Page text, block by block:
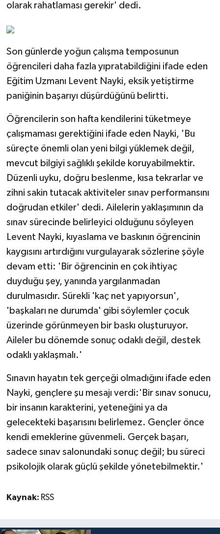
olarak rahatlaması gerekir' dedi.
Son günlerde yoğun çalışma temposunun
öğrencileri daha fazla yıpratabildiğini ifade eden
Eğitim Uzmanı Levent Nayki, eksik yetiştirme
paniğinin başarıyı düşürdüğünü belirtti.
Öğrencilerin son hafta kendilerini tüketmeye
çalışmaması gerektiğini ifade eden Nayki, 'Bu
süreçte önemli olan yeni bilgi yüklemek değil,
mevcut bilgiyi sağlıklı şekilde koruyabilmektir.
Düzenli uyku, doğru beslenme, kısa tekrarlar ve
zihni sakin tutacak aktiviteler sınav performansını
doğrudan etkiler' dedi. Ailelerin yaklaşımının da
sınav sürecinde belirleyici olduğunu söyleyen
Levent Nayki, kıyaslama ve baskının öğrencinin
kaygısını artırdığını vurgulayarak sözlerine şöyle
devam etti: 'Bir öğrencinin en çok ihtiyaç
duyduğu şey, yanında yargılanmadan
durulmasıdır. Sürekli 'kaç net yapıyorsun',
'başkaları ne durumda' gibi söylemler çocuk
üzerinde görünmeyen bir baskı oluşturuyor.
Aileler bu dönemde sonuç odaklı değil, destek
odaklı yaklaşmalı.'
Sınavın hayatın tek gerçeği olmadığını ifade eden
Nayki, gençlere şu mesajı verdi:'Bir sınav sonucu,
bir insanın karakterini, yeteneğini ya da
gelecekteki başarısını belirlemez. Gençler önce
kendi emeklerine güvenmeli. Gerçek başarı,
sadece sınav salonundaki sonuç değil; bu süreci
psikolojik olarak güçlü şekilde yönetebilmektir.'
Kaynak: RSS